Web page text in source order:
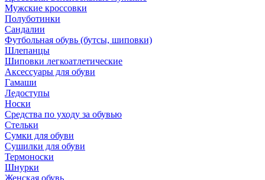
Мужские кроссовки
Полуботинки
Сандалии
Футбольная обувь (бутсы, шиповки)
Шлепанцы
Шиповки легкоатлетические
Аксессуары для обуви
Гамаши
Ледоступы
Носки
Средства по уходу за обувью
Стельки
Сумки для обуви
Сушилки для обуви
Термоноски
Шнурки
Женская обувь